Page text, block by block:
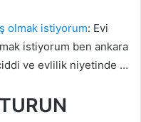
olmak istiyorum: Evi
istiyorum ben ankara
ve evlilik niyetinde …